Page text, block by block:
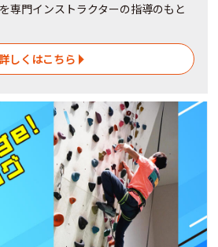
専門インストラクターの指導のもと
しくはこちら